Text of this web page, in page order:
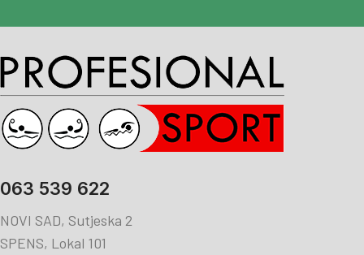
063 539 622
NOVI SAD, Sutjeska 2
SPENS, Lokal 101